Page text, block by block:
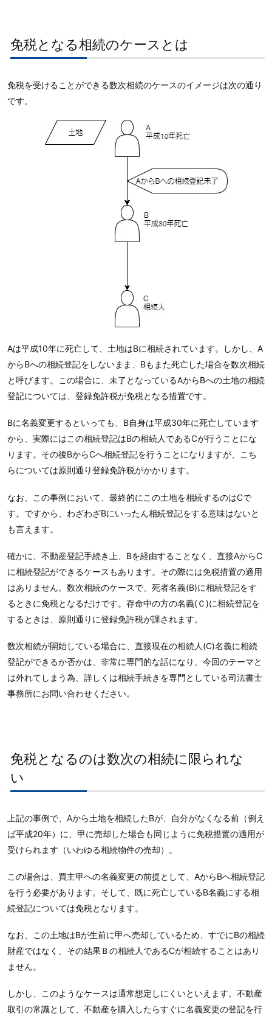
免税となる相続のケースとは
免税を受けることができる数次相続のケースのイメージは次の通り
です。
Aは平成10年に死亡して、土地はBに相続されています。しかし、A
からBへの相続登記をしないまま、Bもまた死亡した場合を数次相続
と呼びます。この場合に、未了となっているAからBへの土地の相続
登記については、登録免許税が免税となる措置です。
Bに名義変更するといっても、B自身は平成30年に死亡しています
から、実際にはこの相続登記はBの相続人であるCが行うことにな
ります。その後BからCへ相続登記を行うことになりますが、こち
らについては原則通り登録免許税がかかります。
なお、この事例において、最終的にこの土地を相続するのはCで
す。ですから、わざわざBにいったん相続登記をする意味はないと
も言えます。
確かに、不動産登記手続き上、Bを経由することなく、直接AからC
に相続登記ができるケースもあります。その際には免税措置の適用
はありません。数次相続のケースで、死者名義(B)に相続登記をす
るときに免税となるだけです。存命中の方の名義(Ｃ)に相続登記を
するときは、原則通りに登録免許税が課されます。
数次相続が開始している場合に、直接現在の相続人(C)名義に相続
登記ができるか否かは、非常に専門的な話になり、今回のテーマと
は外れてしまう為、詳しくは相続手続きを専門としている司法書士
事務所にお問い合わせください。
免税となるのは数次の相続に限られな
い
上記の事例で、Aから土地を相続したBが、自分がなくなる前（例え
ば平成20年）に、甲に売却した場合も同じように免税措置の適用が
受けられます（いわゆる相続物件の売却）。
この場合は、買主甲への名義変更の前提として、AからBへ相続登記
を行う必要があります。そして、既に死亡しているB名義にする相
続登記については免税となります。
なお、この土地はBが生前に甲へ売却しているため、すでにBの相続
財産ではなく、その結果Ｂの相続人であるCが相続することはあり
ません。
しかし、このようなケースは通常想定しにくいといえます。不動産
取引の常識として、不動産を購入したらすぐに名義変更の登記を行